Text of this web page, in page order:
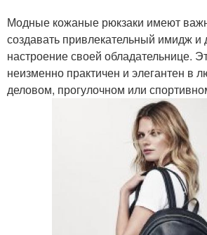
Модные кожаные рюкзаки имеют
создавать привлекательный имидж и
настроение своей обладательнице.
неизменно практичен и элегантен в
деловом, прогулочном или